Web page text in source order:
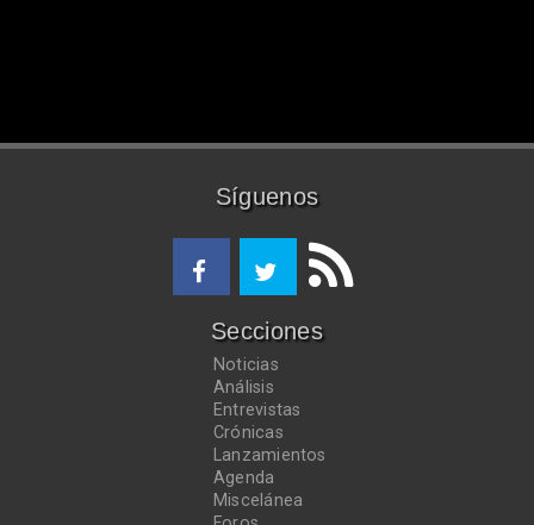
Síguenos
Secciones
Noticias
Análisis
Entrevistas
Crónicas
Lanzamientos
Agenda
Miscelánea